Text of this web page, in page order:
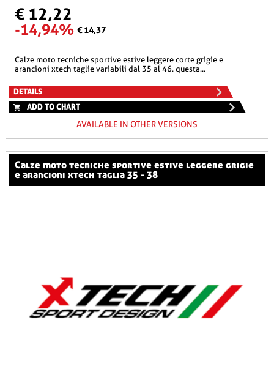
€ 12,22
-14,94% € 14,37
calze moto tecniche sportive estive leggere corte grigie e
arancioni xtech taglie variabili dal 35 al 46. questa...
DETAILS
ADD TO CHART
AVAILABLE IN OTHER VERSIONS
calze moto tecniche sportive estive leggere grigie
e arancioni xtech taglia 35 - 38